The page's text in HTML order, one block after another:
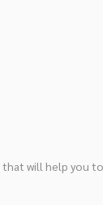
that will help you